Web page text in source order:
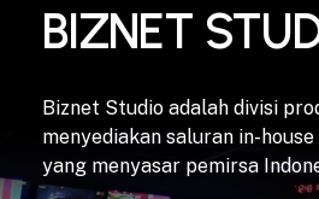
BIZNET
Biznet Studio adalah divisi
menyediakan saluran in-
yang menyasar pemirsa